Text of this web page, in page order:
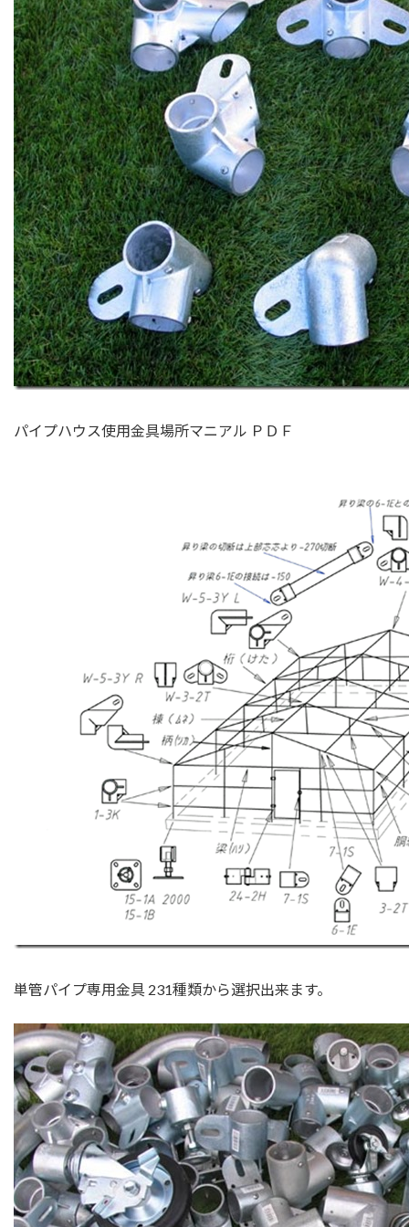
パイプハウス使用金具場所マニアル ＰＤＦ
単管パイプ専用金具 231種類から選択出来ます。